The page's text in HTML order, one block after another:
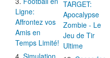
Ligne:
Affrontez vos
Amis en
Temps Limité!
Simulation
TARGET:
Apocalypse
Zombie - Le
Jeu de Tir
Ultime